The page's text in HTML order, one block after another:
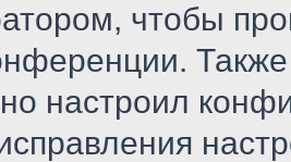
чтобы
настроил